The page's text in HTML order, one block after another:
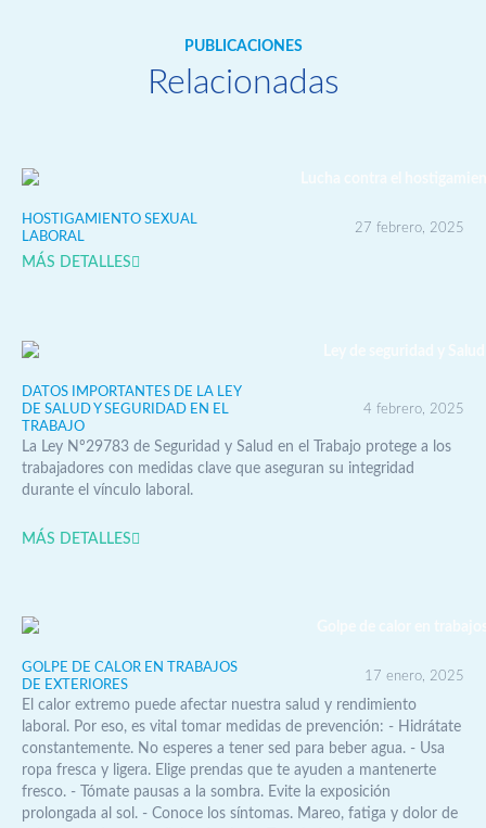
PUBLICACIONES
Relacionadas
HOSTIGAMIENTO SEXUAL
LABORAL
27 febrero, 2025
MÁS DETALLES
DATOS IMPORTANTES DE LA LEY
DE SALUD Y SEGURIDAD EN EL
TRABAJO
4 febrero, 2025
La Ley Nº29783 de Seguridad y Salud en el Trabajo protege a los
trabajadores con medidas clave que aseguran su integridad
durante el vínculo laboral.
MÁS DETALLES
GOLPE DE CALOR EN TRABAJOS
DE EXTERIORES
17 enero, 2025
El calor extremo puede afectar nuestra salud y rendimiento
laboral. Por eso, es vital tomar medidas de prevención: - Hidrátate
constantemente. No esperes a tener sed para beber agua. - Usa
ropa fresca y ligera. Elige prendas que te ayuden a mantenerte
fresco. - Tómate pausas a la sombra. Evite la exposición
prolongada al sol. - Conoce los síntomas. Mareo, fatiga y dolor de